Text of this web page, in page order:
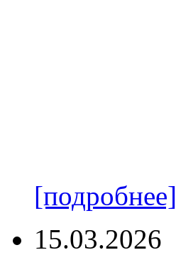
[подробнее]
15.03.2026